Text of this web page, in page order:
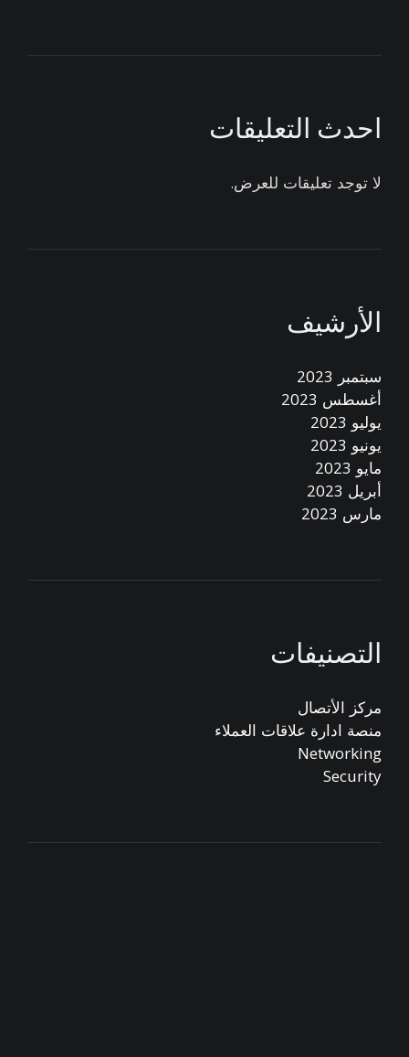
احدث التعليقات
لا توجد تعليقات للعرض.
الأرشيف
سبتمبر 2023
أغسطس 2023
يوليو 2023
يونيو 2023
مايو 2023
أبريل 2023
مارس 2023
التصنيفات
مركز الأتصال
منصة ادارة علاقات العملاء
Networking
Security